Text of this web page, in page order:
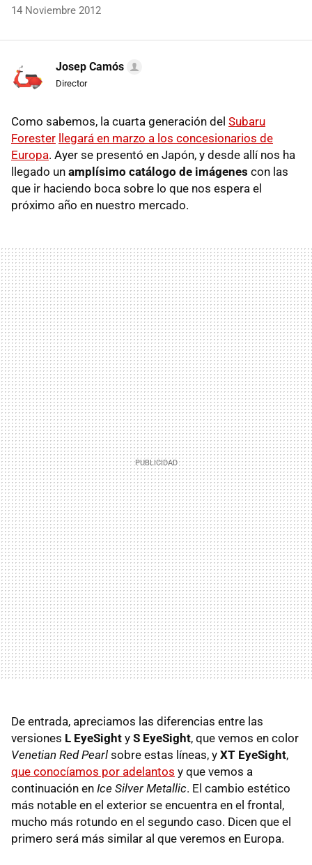
14 Noviembre 2012
Josep Camós
Director
Como sabemos, la cuarta generación del Subaru
Forester llegará en marzo a los concesionarios de
Europa. Ayer se presentó en Japón, y desde allí nos ha
llegado un amplísimo catálogo de imágenes con las
que ir haciendo boca sobre lo que nos espera el
próximo año en nuestro mercado.
De entrada, apreciamos las diferencias entre las
versiones L EyeSight y S EyeSight, que vemos en color
Venetian Red Pearl sobre estas líneas, y XT EyeSight,
que conocíamos por adelantos y que vemos a
continuación en Ice Silver Metallic. El cambio estético
más notable en el exterior se encuentra en el frontal,
mucho más rotundo en el segundo caso. Dicen que el
primero será más similar al que veremos en Europa.